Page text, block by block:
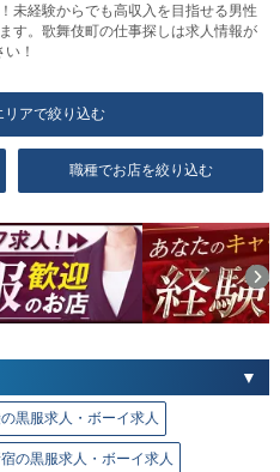
未経験からでも高収入を目指せる男性
す。歌舞伎町の仕事探しは求人情報が
！
リアで絞り込む
職種でお店を絞り込む
黒服求人・ボーイ求人
の黒服求人・ボーイ求人